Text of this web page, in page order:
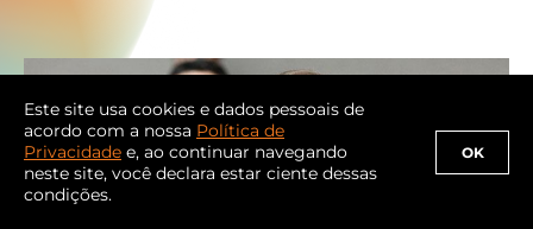
Este site usa cookies e dados pessoais de
acordo com a nossa Política de
Privacidade e, ao continuar navegando
neste site, você declara estar ciente dessas
condições.
OK